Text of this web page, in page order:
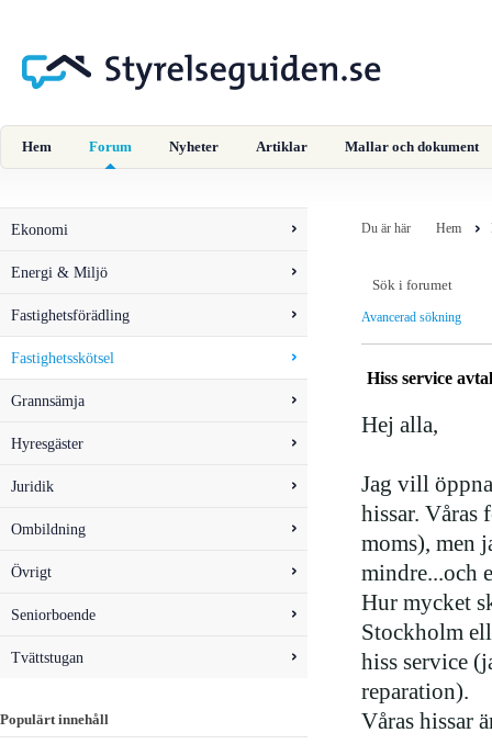
Hem Forum Nyheter Artiklar Mallar och dokument
Ekonomi
Energi & Miljö
Fastighetsförädling
Fastighetsskötsel
Grannsämja
Hyresgäster
Juridik
Ombildning
Övrigt
Seniorboende
Tvättstugan
Populärt innehåll
Du är här Hem
Avancerad sökning
Hiss service avtal
Hej alla,
Jag vill
hissar. Våras
moms), men
mindre...och
Hur mycket
Stockholm
hiss service
reparation).
Våras hissar